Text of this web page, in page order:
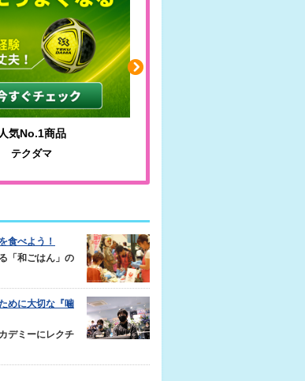
人気No.1商品
テクダマ
食べよう！
「和ごはん」の
めに大切な『噛
デミーにレクチ